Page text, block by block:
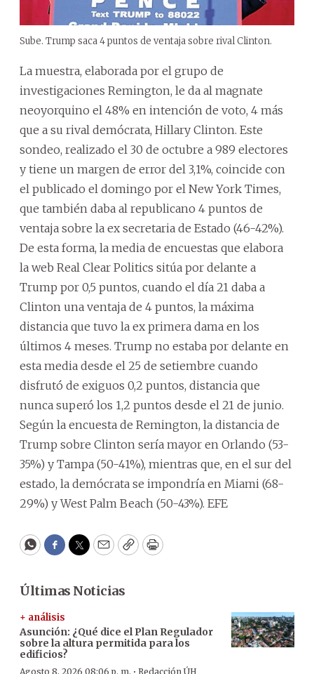
Sube. Trump saca 4 puntos de ventaja sobre rival Clinton.
La muestra, elaborada por el grupo de
investigaciones Remington, le da al magnate
neoyorquino el 48% en intención de voto, 4 más
que a su rival demócrata, Hillary Clinton. Este
sondeo, realizado el 30 de octubre a 989 electores
y tiene un margen de error del 3,1%, coincide con
el publicado el domingo por el New York Times,
que también daba al republicano 4 puntos de
ventaja sobre la ex secretaria de Estado (46-42%).
De esta forma, la media de encuestas que elabora
la web Real Clear Politics sitúa por delante a
Trump por 0,5 puntos, cuando el día 21 daba a
Clinton una ventaja de 4 puntos, la máxima
distancia que tuvo la ex primera dama en los
últimos 4 meses. Trump no estaba por delante en
esta media desde el 25 de setiembre cuando
disfrutó de exiguos 0,2 puntos, distancia que
nunca superó los 1,2 puntos desde el 21 de junio.
Según la encuesta de Remington, la distancia de
Trump sobre Clinton sería mayor en Orlando (53-
35%) y Tampa (50-41%), mientras que, en el sur del
estado, la demócrata se impondría en Miami (68-
29%) y West Palm Beach (50-43%). EFE
WhatsApp
Facebook
Twitter
EmailCopyPrint
Últimas Noticias
+ análisis
Asunción: ¿Qué dice el Plan Regulador
sobre la altura permitida para los
edificios?
Agosto 8, 2026 08:06 p. m. Redacción ÚH